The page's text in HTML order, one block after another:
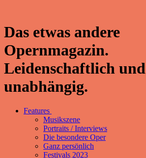
Das etwas andere
Opernmagazin.
Leidenschaftlich und
unabhängig.
Features
Musikszene
Portraits / Interviews
Die besondere Oper
Ganz persönlich
Festivals 2023